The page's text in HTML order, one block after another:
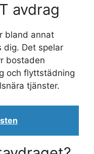
avdrag
bland annat
dig. Det spelar
bostaden
och flyttstädning
tjänster.